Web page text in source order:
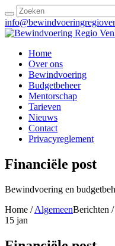
Home
Over ons
Bewindvoering
Budgetbeheer
Mentorschap
Tarieven
Nieuws
Contact
Privacyreglement
Financiële post
Bewindvoering en
Home /AlgemeenBerichten
15 jan